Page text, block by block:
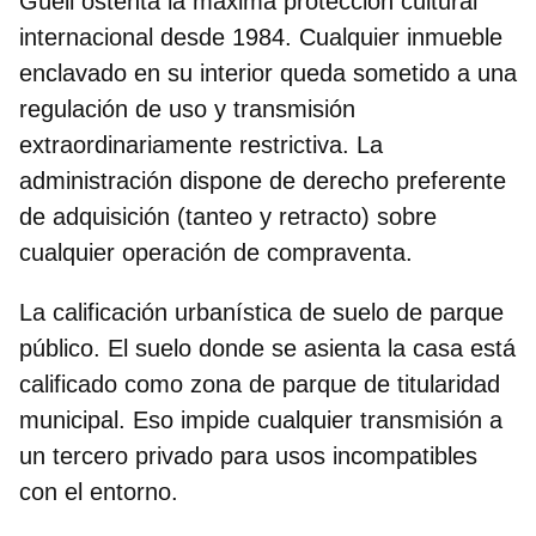
internacional desde 1984. Cualquier inmueble
enclavado en su interior queda sometido a una
regulación de uso y transmisión
extraordinariamente restrictiva. La
administración dispone de derecho preferente
de adquisición (tanteo y retracto) sobre
cualquier operación de compraventa.
La calificación urbanística de suelo de parque
público. El suelo donde se asienta la casa está
calificado como zona de parque de titularidad
municipal. Eso impide cualquier transmisión a
un tercero privado para usos incompatibles
con el entorno.